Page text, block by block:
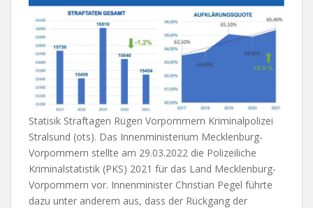
Statisik Straftagen Rügen Vorpommern Kriminalpolizei
Stralsund (ots). Das Innenministerium Mecklenburg-
Vorpommern stellte am 29.03.2022 die Polizeiliche
Kriminalstatistik (PKS) 2021 für das Land Mecklenburg-
Vorpommern vor. Innenminister Christian Pegel führte
dazu unter anderem aus, dass der Rückgang der